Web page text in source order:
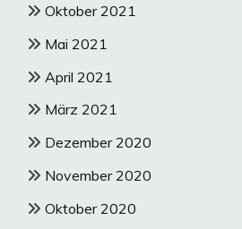
Oktober 2021
Mai 2021
April 2021
März 2021
Dezember 2020
November 2020
Oktober 2020